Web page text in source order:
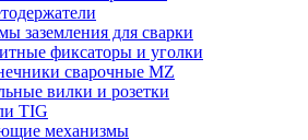
заземления для сварки
фиксаторы и уголки
сварочные MZ
вилки и розетки
TIG
механизмы